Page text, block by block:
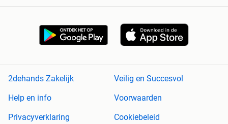
2dehands Zakelijk
Veilig en Succesvol
Help en info
Voorwaarden
Privacyverklaring
Cookiebeleid